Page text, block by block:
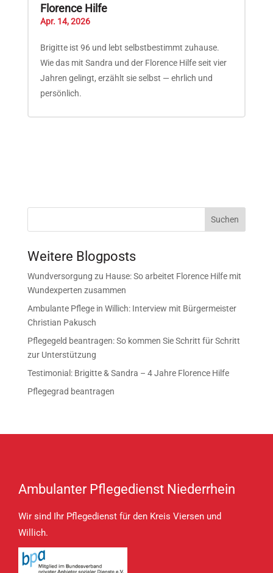
Florence Hilfe
Apr. 14, 2026
Brigitte ist 96 und lebt selbstbestimmt zuhause.
Wie das mit Sandra und der Florence Hilfe seit vier
Jahren gelingt, erzählt sie selbst — ehrlich und
persönlich.
Suchen
Weitere Blogposts
Wundversorgung zu Hause: So arbeitet Florence Hilfe mit
Wundexperten zusammen
Ambulante Pflege in Willich: Interview mit Bürgermeister
Christian Pakusch
Pflegegeld beantragen: So kommen Sie Schritt für Schritt
zur Unterstützung
Testimonial: Brigitte & Sandra – 4 Jahre Florence Hilfe
Pflegegrad beantragen
Ambulanter Pflegedienst Niederrhein
Wir sind Ihr Pflegedienst für den Kreis Viersen und
Willich.